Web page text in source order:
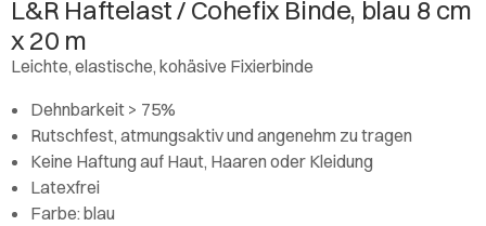
L&R Haftelast / Cohefix Binde, blau 8 cm
x 20 m
Leichte, elastische, kohäsive Fixierbinde
Dehnbarkeit > 75%
Rutschfest, atmungsaktiv und angenehm zu tragen
Keine Haftung auf Haut, Haaren oder Kleidung
Latexfrei
Farbe: blau